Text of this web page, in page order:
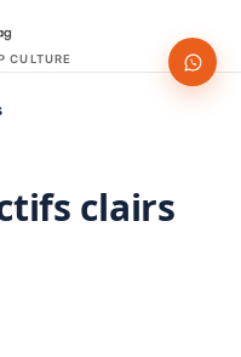
CULTURE
clairs